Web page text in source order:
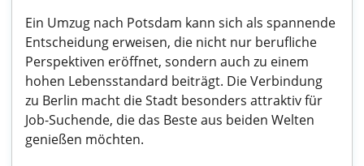
Ein Umzug nach Potsdam kann sich als spannende
Entscheidung erweisen, die nicht nur berufliche
Perspektiven eröffnet, sondern auch zu einem
hohen Lebensstandard beiträgt. Die Verbindung
zu Berlin macht die Stadt besonders attraktiv für
Job-Suchende, die das Beste aus beiden Welten
genießen möchten.